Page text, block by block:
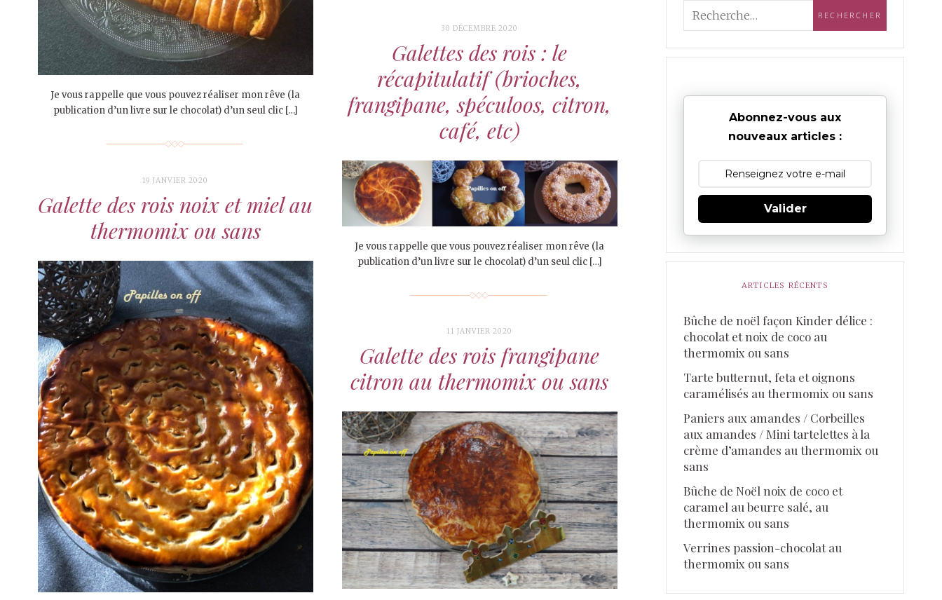
Je vous rappelle que vous pouvez réaliser mon rêve (la
publication d’un livre sur le chocolat) d’un seul clic […]
30 DÉCEMBRE 2020
Galettes des rois : le
récapitulatif (brioches,
frangipane, spéculoos, citron,
café, etc)
Je vous rappelle que vous pouvez réaliser mon rêve (la
publication d’un livre sur le chocolat) d’un seul clic […]
19 JANVIER 2020
Galette des rois noix et miel au
thermomix ou sans
11 JANVIER 2020
Galette des rois frangipane
citron au thermomix ou sans
Abonnez-vous aux
nouveaux articles :
Valider
ARTICLES RÉCENTS
Bûche de noël façon Kinder délice :
chocolat et noix de coco au
thermomix ou sans
Tarte butternut, feta et oignons
caramélisés au thermomix ou sans
Paniers aux amandes / Corbeilles
aux amandes / Mini tartelettes à la
crème d’amandes au thermomix ou
sans
Bûche de Noël noix de coco et
caramel au beurre salé, au
thermomix ou sans
Verrines passion-chocolat au
thermomix ou sans